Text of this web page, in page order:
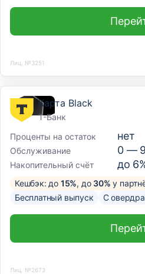
Лиц. №3251
Карта Black
Т-Банк
Проценты на остаток
нет
Обслуживание 0 —
Накопительный счёт до
Кешбэк: до 15%, до 30% у
Бесплатный выпуск
С
Лиц. №2673